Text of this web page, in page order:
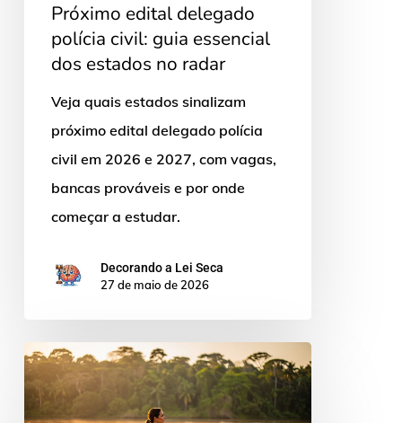
Próximo edital delegado
polícia civil: guia essencial
dos estados no radar
Veja quais estados sinalizam
próximo edital delegado polícia
civil em 2026 e 2027, com vagas,
bancas prováveis e por onde
começar a estudar.
Decorando a Lei Seca
27 de maio de 2026
Concurso
delegado
Norte: